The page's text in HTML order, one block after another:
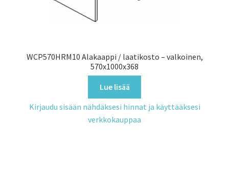
WCP570HRM10 Alakaappi / laatikosto – valkoinen,
570x1000x368
Lue lisää
Kirjaudu sisään nähdäksesi hinnat ja käyttääksesi
verkkokauppaa